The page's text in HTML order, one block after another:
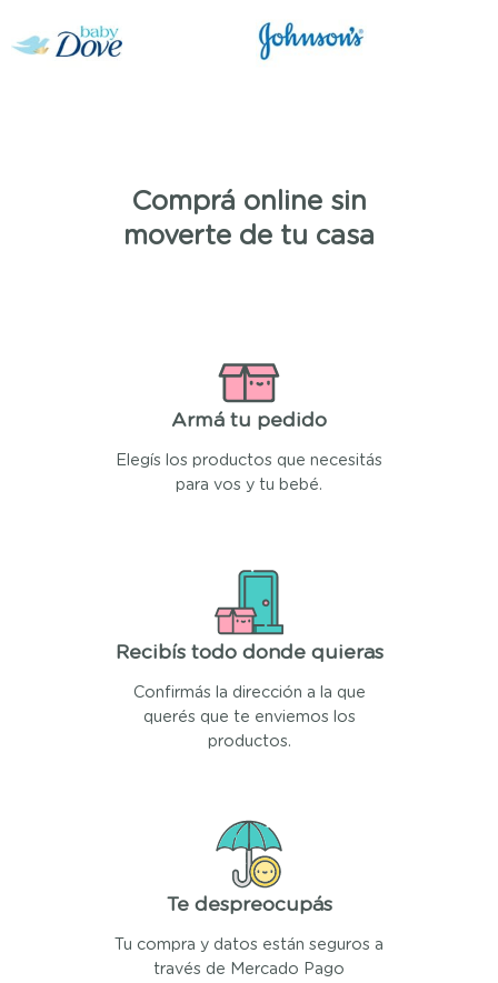
Comprá online sin
moverte de tu casa
Armá tu pedido
Elegís los productos que necesitás
para vos y tu bebé.
Recibís todo donde quieras
Confirmás la dirección a la que
querés que te enviemos los
productos.
Te despreocupás
Tu compra y datos están seguros a
través de Mercado Pago